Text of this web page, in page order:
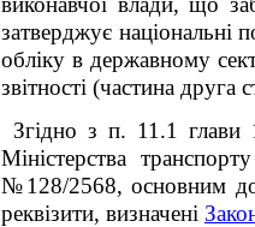
затверджує національні
обліку в державному
звітності (частина
Згідно з п. 11.1 глави
Міністерства
№128/2568, основним
реквізити, визначені